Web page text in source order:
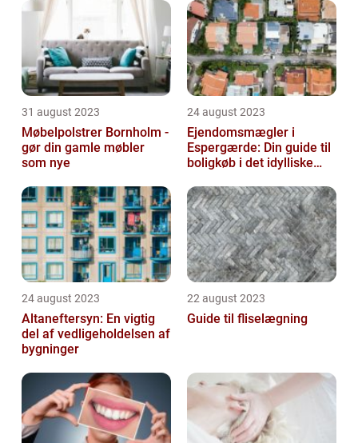
31 august 2023
Møbelpolstrer Bornholm -
gør din gamle møbler
som nye
24 august 2023
Ejendomsmægler i
Espergærde: Din guide til
boligkøb i det idylliske
24 august 2023
Altaneftersyn: En vigtig
del af vedligeholdelsen af
bygninger
22 august 2023
Guide til fliselægning